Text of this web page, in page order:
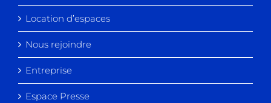
Location d’espaces
Nous rejoindre
Entreprise
Espace Presse